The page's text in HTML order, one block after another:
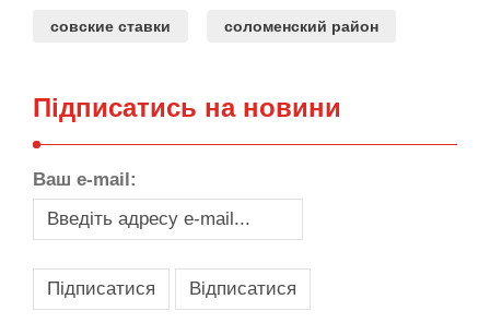
совские ставки соломенский район
Підписатись на новини
Ваш e-mail: